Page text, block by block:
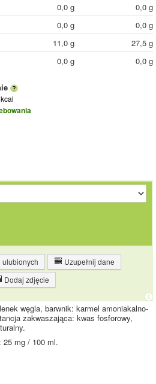
0,0 g
0,0 g
0,0 g
0,0 g
11,0 g
27,5 g
0,0 g 0,0 g
Uzupełnij dane
Dodaj zdjęcie
węgla, barwnik: karmel amoniakalno-
zakwaszająca: kwas fosforowy,
25 mg / 100 ml.